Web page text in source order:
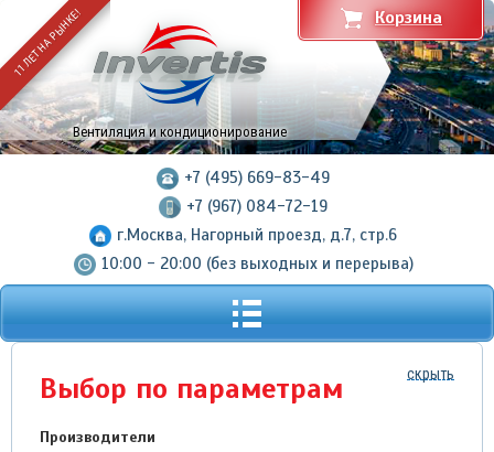
11 ЛЕТ НА РЫНКЕ!
Вентиляция и кондиционирование
+7 (495) 669-83-49
+7 (967) 084-72-19
г.Москва, Нагорный проезд, д.7, стр.6
10:00 - 20:00 (без выходных и перерыва)
Корзина
Выбор по параметрам скрыть
Производители